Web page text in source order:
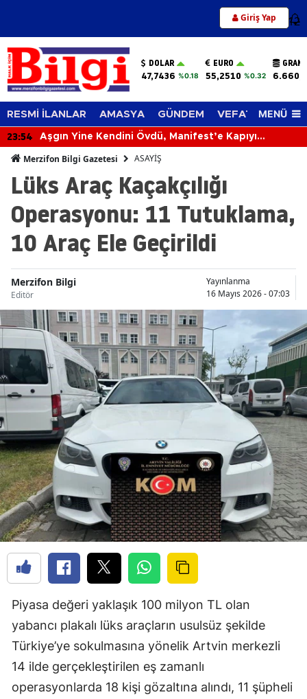
Giriş Yap 12
DOLAR
47,7436 %0.18
EURO
55,2510 %0.32
RESMİ İLANLAR AMASYA GÜNDEM VEFAT EDENLER
MENÜ
23:54
Aşgın Yine Kendini Övdü, Manifest’e Kapıyı
Merzifon Bilgi Gazetesi ASAYİŞ
Lüks Araç Kaçakçılığı
Operasyonu: 11 Tutuklama,
10 Araç Ele Geçirildi
Merzifon Bilgi
Editör
Yayınlanma
16 Mayıs 2026 - 07:03
Piyasa değeri yaklaşık 100 milyon TL olan
yabancı plakalı lüks araçların usulsüz şekilde
Türkiye’ye sokulmasına yönelik Artvin merkezli
14 ilde gerçekleştirilen eş zamanlı
operasyonlarda 18 kişi gözaltına alındı, 11 şüpheli